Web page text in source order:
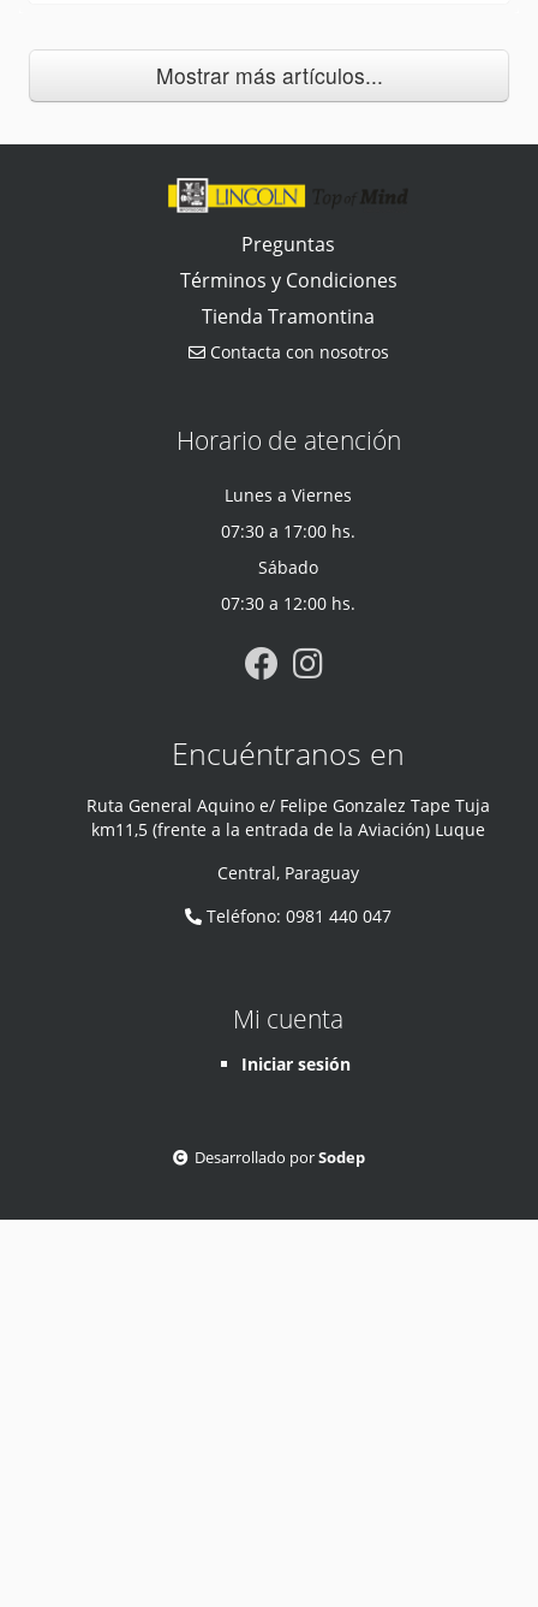
Mostrar más artículos...
Preguntas
Términos y Condiciones
Tienda Tramontina
Contacta con nosotros
Horario de atención
Lunes a Viernes
07:30 a 17:00 hs.
Sábado
07:30 a 12:00 hs.
Encuéntranos en
Ruta General Aquino e/ Felipe Gonzalez Tape Tuja
km11,5 (frente a la entrada de la Aviación) Luque
Central, Paraguay
Teléfono:0981 440 047
Mi cuenta
Iniciar sesión
Desarrollado porSodep